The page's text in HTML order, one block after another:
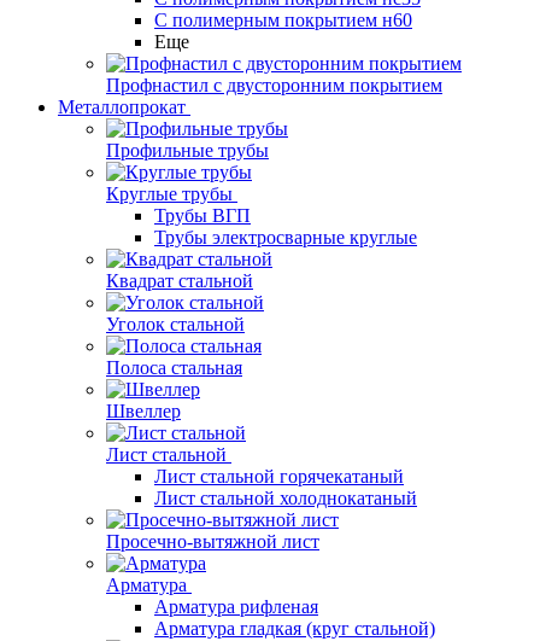
С полимерным покрытием н60
Еще
Профнастил с двусторонним покрытием
Металлопрокат
Профильные трубы
Круглые трубы
Трубы ВГП
Трубы электросварные круглые
Квадрат стальной
Уголок стальной
Полоса стальная
Швеллер
Лист стальной
Лист стальной горячекатаный
Лист стальной холоднокатаный
Просечно-вытяжной лист
Арматура
Арматура рифленая
Арматура гладкая (круг стальной)